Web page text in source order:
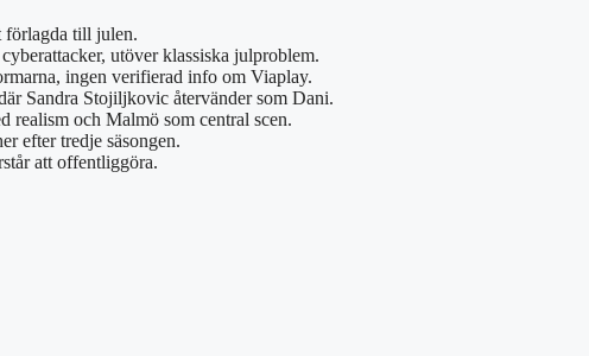
förlagda till julen.
utöver klassiska julproblem.
ingen verifierad info om Viaplay.
Sandra Stojiljkovic återvänder som Dani.
realism och Malmö som central scen.
efter tredje säsongen.
att offentliggöra.